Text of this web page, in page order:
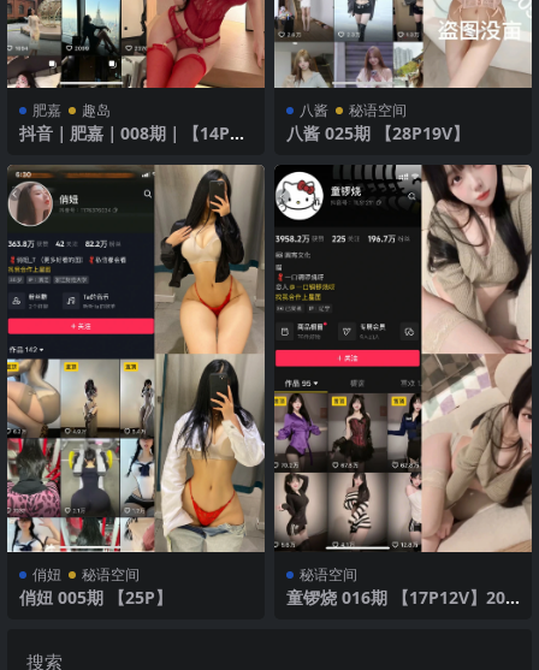
肥嘉 趣岛
抖音｜肥嘉｜008期｜【14P1
八酱 秘语空间
八酱 025期 【28P19V】
俏妞 秘语空间
俏妞 005期 【25P】
秘语空间
童锣烧 016期 【17P12V】202
搜索